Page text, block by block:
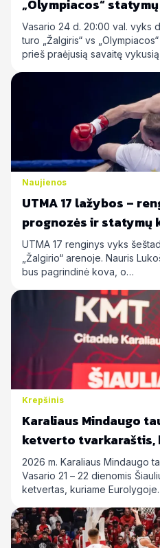
„Olympiacos“
Vasario 24 d. 20:00 val. vyks
turo „Žalgiris“ vs
prieš praėjusią savaitę
Naujienos
UTMA 17 lažybos –
prognozės ir statymų
UTMA 17 renginys vyks
„Žalgirio“ arenoje. Nauris
bus pagrindinė kova, o…
Krepšinis
Karaliaus Mindaugo
ketverto tvarkaraštis,
statymų prognozės
2026 m. Karaliaus Mindaugo
Vasario 21 – 22 dienomis
ketvertas, kuriame